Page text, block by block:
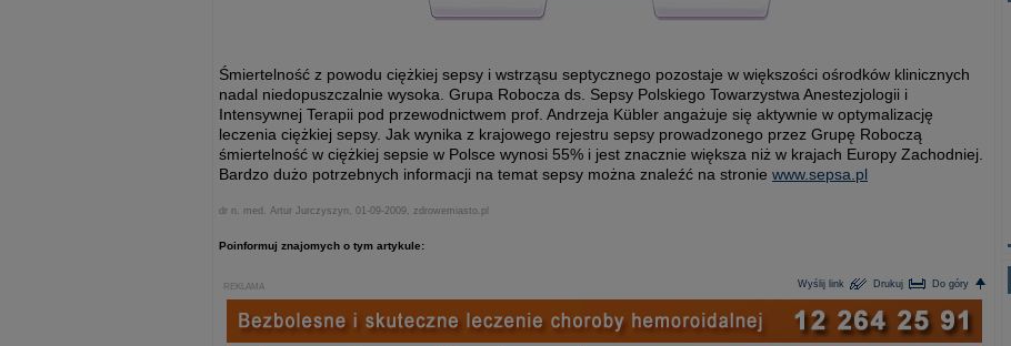
Śmiertelność z powodu ciężkiej sepsy i wstrząsu septycznego pozostaje w większości ośrodków klinicznych
nadal niedopuszczalnie wysoka. Grupa Robocza ds. Sepsy Polskiego Towarzystwa Anestezjologii i
Intensywnej Terapii pod przewodnictwem prof. Andrzeja Kübler angażuje się aktywnie w optymalizację
leczenia ciężkiej sepsy. Jak wynika z krajowego rejestru sepsy prowadzonego przez Grupę Roboczą
śmiertelność w ciężkiej sepsie w Polsce wynosi 55% i jest znacznie większa niż w krajach Europy Zachodniej.
Bardzo dużo potrzebnych informacji na temat sepsy można znaleźć na stronie www.sepsa.pl
dr n. med. Artur Jurczyszyn, 01-09-2009, zdrowemiasto.pl
Poinformuj znajomych o tym artykule:
Wyślij link Drukuj Do góry
REKLAMA